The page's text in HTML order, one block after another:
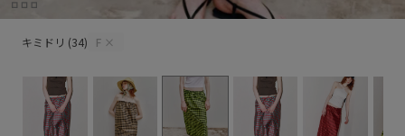
キミドリ (34) F ×